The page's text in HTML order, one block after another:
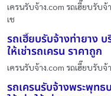
เครนรับจ้าง.com รถเฮี๊ยบรับ
เช
รถเฮี๊ยบรับจ้างท่ายาง บ
ให้เช่ารถเครน ราคาถูก
เครนรับจ้าง.com รถเฮี๊ยบรับจ้
รถเครนรับจ้างพระพุทธ